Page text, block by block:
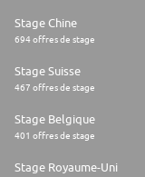
Stage Chine
694 offres de stage
Stage Suisse
467 offres de stage
Stage Belgique
401 offres de stage
Stage Royaume-Uni